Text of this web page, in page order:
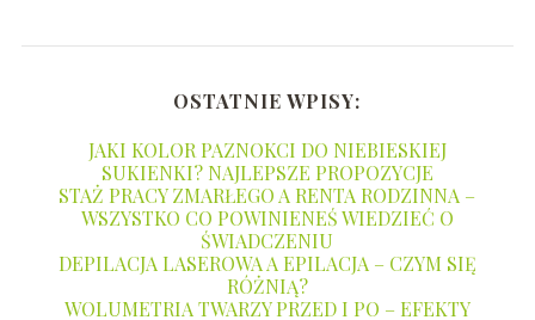
OSTATNIE WPISY:
JAKI KOLOR PAZNOKCI DO NIEBIESKIEJ
SUKIENKI? NAJLEPSZE PROPOZYCJE
STAŻ PRACY ZMARŁEGO A RENTA RODZINNA –
WSZYSTKO CO POWINIENEŚ WIEDZIEĆ O
ŚWIADCZENIU
DEPILACJA LASEROWA A EPILACJA – CZYM SIĘ
RÓŻNIĄ?
WOLUMETRIA TWARZY PRZED I PO – EFEKTY